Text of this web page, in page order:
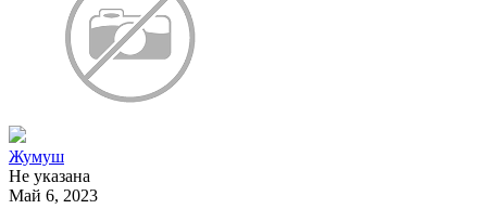
Жумуш
Не указана
Май 6, 2023